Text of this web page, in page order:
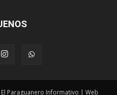
Paraguanero Informativo | Web